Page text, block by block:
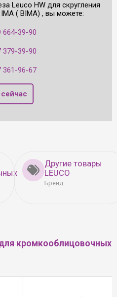
Leuco HW для скругления
( BIMA) , вы можете:
664-39-90
379-39-90
361-96-67
Другие товары
LEUCO
Бренд
кромкооблицовочных